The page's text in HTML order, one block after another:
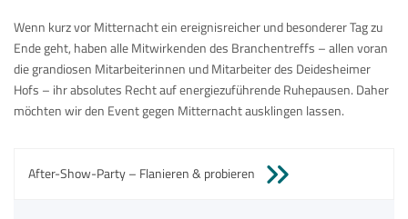
Wenn kurz vor Mitternacht ein ereignisreicher und besonderer Tag zu
Ende geht, haben alle Mitwirkenden des Branchentreffs – allen voran
die grandiosen Mitarbeiterinnen und Mitarbeiter des Deidesheimer
Hofs – ihr absolutes Recht auf energiezuführende Ruhepausen. Daher
möchten wir den Event gegen Mitternacht ausklingen lassen.
Beitragsnavigation
After-Show-Party – Flanieren & probieren